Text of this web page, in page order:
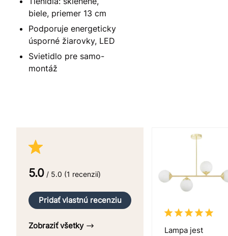
biele, priemer 13 cm
Podporuje energeticky
úsporné žiarovky, LED
Svietidlo pre samo-
montáž
5.0 / 5.0 (1 recenzií)
Pridať vlastnú recenziu
Zobraziť všetky
Lampa jest